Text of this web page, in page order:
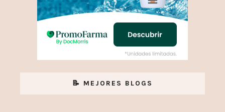
📝 MEJORES BLOGS